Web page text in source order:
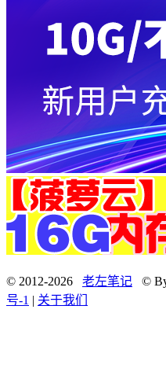
© 2012-2026 老左笔记 ©
号-1 | 关于我们